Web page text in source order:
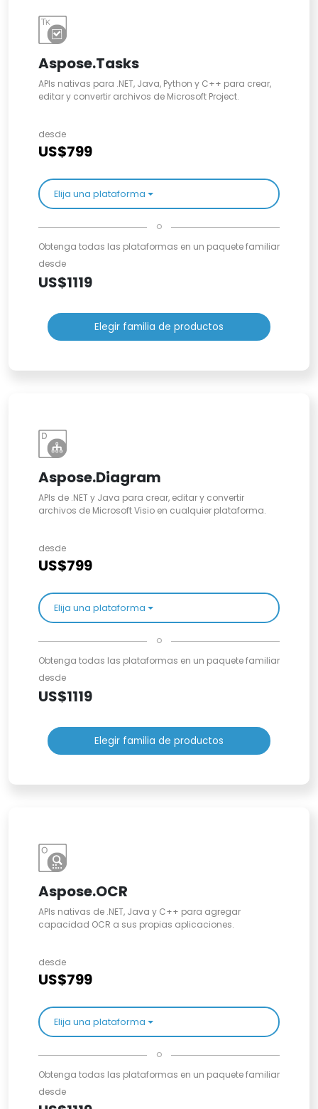
Aspose.Tasks
APIs nativas para .NET, Java, Python y C++ para crear,
editar y convertir archivos de Microsoft Project.
desde
US$799
Elija una plataforma
o
Obtenga todas las plataformas en un paquete familiar
desde
US$1119
Elegir familia de productos
Aspose.Diagram
APIs de .NET y Java para crear, editar y convertir
archivos de Microsoft Visio en cualquier plataforma.
desde
US$799
Elija una plataforma
o
Obtenga todas las plataformas en un paquete familiar
desde
US$1119
Elegir familia de productos
Aspose.OCR
APIs nativas de .NET, Java y C++ para agregar
capacidad OCR a sus propias aplicaciones.
desde
US$799
Elija una plataforma
o
Obtenga todas las plataformas en un paquete familiar
desde